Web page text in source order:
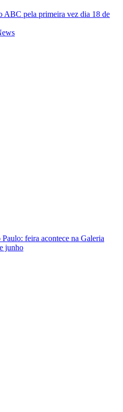
ABC pela primeira vez dia 18 de
feira acontece na Galeria
junho